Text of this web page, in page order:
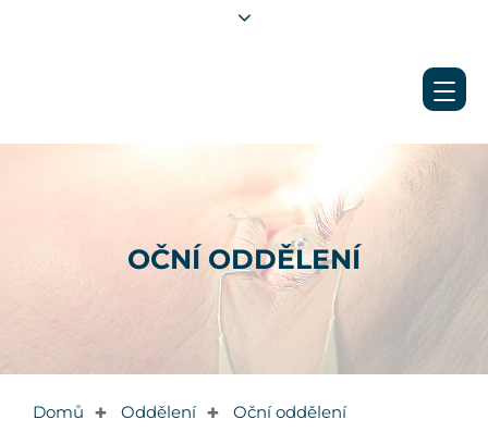
OČNÍ ODDĚLENÍ
Domů ✚ Oddělení ✚ Oční oddělení